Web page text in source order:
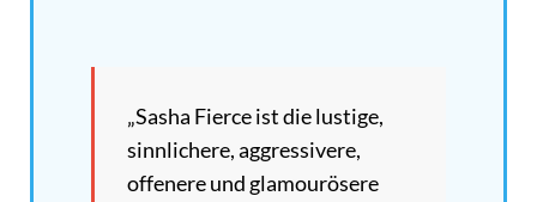
„Sasha Fierce ist die lustige,
sinnlichere, aggressivere,
offenere und glamourösere